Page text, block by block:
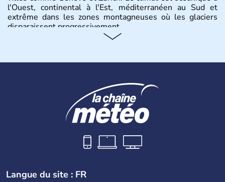
l'Ouest, continental à l'Est, méditerranéen au Sud et
extrême dans les zones montagneuses où les glaciers
disparaissent progressivement.
Le peuple Helvète est à l'origine de la fondation de la
féodal marque la naissance de la Suisse sous la forme
d'une alliance composée de plusieurs cantons. L'Etat
fédéral n'est créé qu'en 1848 et signe l'abolition des
frontières, ainsi que l'établissement d'une monnaie
unique et d'une armée. La première constitution est
rédigée à la même année, le droit de référendum est
ajouté 26 ans plus tard.
Langue du site : FR